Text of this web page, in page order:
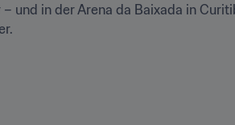
und in der Arena da Baixada in